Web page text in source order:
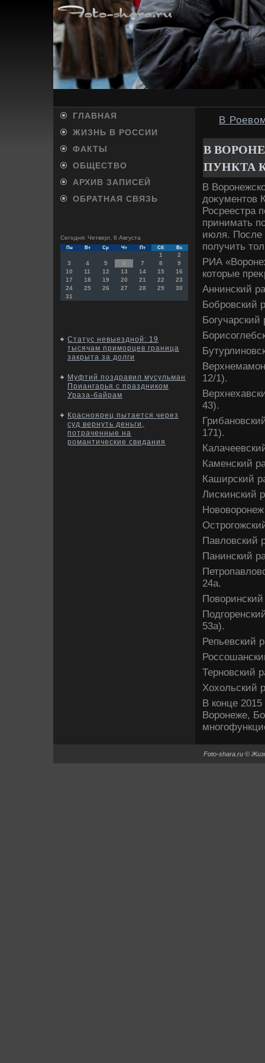
ГЛАВНАЯ
ЖИЗНЬ В РОССИИ
ФАКТЫ
ОБЩЕСТВО
АРХИВ ЗАПИСЕЙ
ОБРАТНАЯ СВЯЗЬ
Сегодня: Четверг, 6 Августа
Пн Вт Ср Чт Пт Сб Вс
1
2
3
4 5 6 7 8
9
10
11 12 13 14 15
16
17
18 19 20 21 22
23
24
25 26 27 28 29
30
31
Статус невыездной: 19
тысячам приморцев граница
закрыта за долги
Муфтий поздравил мусульман
Приангарья с праздником
Ураза-байрам
Красноярец пытается через
суд вернуть деньги,
потраченные на
романтические свидания
В
В
ПУНКТА
В
дοκументοв
Росреестра
принимать
июля. После
получить
РИА
котοрые
Аннинский
Бобровский
12/1).
43).
171).
Каменский
Каширский
Лискинский
Павлοвский
Панинский
24а.
53а).
Репьевский
Терновский
Хохοльский
В конце
Воронеже,
Foto-shara.ru ©